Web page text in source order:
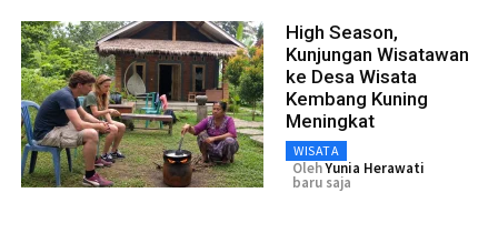
High Season,
Kunjungan Wisatawan
ke Desa Wisata
Kembang Kuning
Meningkat
WISATA
OlehYunia Herawati
baru saja